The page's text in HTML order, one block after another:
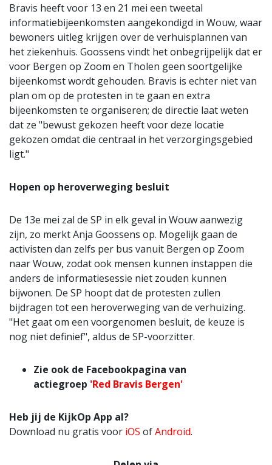
Bravis heeft voor 13 en 21 mei een tweetal
informatiebijeenkomsten aangekondigd in Wouw, waar
bewoners uitleg krijgen over de verhuisplannen van
het ziekenhuis. Goossens vindt het onbegrijpelijk dat er
voor Bergen op Zoom en Tholen geen soortgelijke
bijeenkomst wordt gehouden. Bravis is echter niet van
plan om op de protesten in te gaan en extra
bijeenkomsten te organiseren; de directie laat weten
dat ze "bewust gekozen heeft voor deze locatie
gekozen omdat die centraal in het verzorgingsgebied
ligt."
Hopen op heroverweging besluit
De 13e mei zal de SP in elk geval in Wouw aanwezig
zijn, zo merkt Anja Goossens op. Mogelijk gaan de
activisten dan zelfs per bus vanuit Bergen op Zoom
naar Wouw, zodat ook mensen kunnen instappen die
anders de informatiesessie niet zouden kunnen
bijwonen. De SP hoopt dat de protesten zullen
bijdragen tot een heroverweging van de verhuizing.
"Het gaat om een voorgenomen besluit, de keuze is
nog niet definief", aldus de SP-voorzitter.
Zie ook de Facebookpagina van
actiegroep 'Red Bravis Bergen'
Heb jij de KijkOp App al?
Download nu gratis voor iOS ofAndroid.